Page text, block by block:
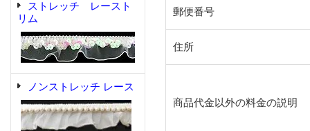
ストレッチ レースト
リム
ノンストレッチ レース
郵便番号
住所
商品代金以外の料金の説明